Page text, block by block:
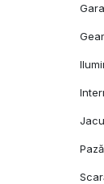
Pază